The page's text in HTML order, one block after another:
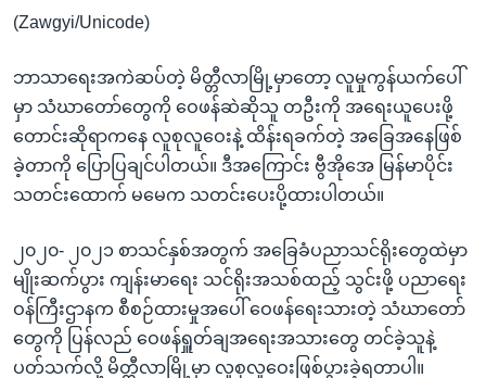
ရန်
သို့
ကျော်
ရန်
(Zawgyi/Unicode)
ဘာသာရေးအကဲဆပ်တဲ့ မိတ္တီလာမြို့မှာတော့ လူမှုကွန်ယက်ပေါ်
မှာ သံဃာတော်တွေကို ဝေဖန်ဆဲဆိုသူ တဦးကို အရေးယူပေးဖို့
တောင်းဆိုရာကနေ လူစုလူဝေးနဲ့ ထိန်းရခက်တဲ့ အခြေအနေဖြစ်
ခဲ့တာကို ပြောပြချင်ပါတယ်။ ဒီအကြောင်း ဗွီအိုအေ မြန်မာပိုင်း
သတင်းထောက် မမေက သတင်းပေးပို့ထားပါတယ်။
၂၀၂၀- ၂၀၂၁ စာသင်နှစ်အတွက် အခြေခံပညာသင်ရိုးတွေထဲမှာ
မျိုးဆက်ပွား ကျန်းမာရေး သင်ရိုးအသစ်ထည့် သွင်းဖို့ ပညာရေး
ဝန်ကြီးဌာနက စီစဉ်ထားမှုအပေါ် ဝေဖန်ရေးသားတဲ့ သံဃာတော်
တွေကို ပြန်လည် ဝေဖန်ရှူတ်ချအရေးအသားတွေ တင်ခဲ့သူနဲ့
ပတ်သက်လို့ မိတ္ထီလာမြို့မှာ လူစုလူဝေးဖြစ်ပွားခဲ့ရတာပါ။